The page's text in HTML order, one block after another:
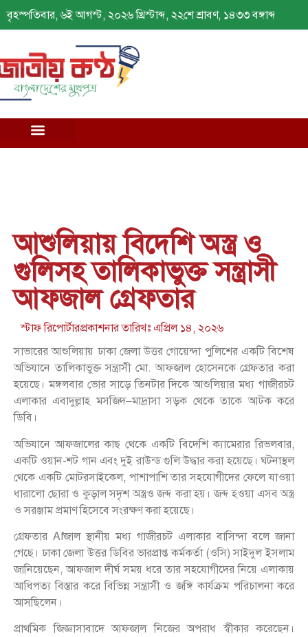
বৃহস্পতিবার, ৬ই আগস্ট, ২০২৬ খ্রিস্টাব্দ, ২২শে শ্রাবণ, ১৪৩৩ বঙ্গাব্দ
আশুলিয়ায় বিদেশি অস্ত্র ও
গুলিসহ তালিকাভুক্ত সন্ত্রাসী
আফজাল গ্রেফতার
স্টাফ রিপোর্টারপ্রকাশনার তারিখঃএপ্রিল ১৪, ২০২৬
সাভারের আশুলিয়ায় ঢাকা জেলা উত্তর গোয়েন্দা পুলিশের একটি বিশেষ
অভিযানে তালিকাভুক্ত সন্ত্রাসী মো. আফজাল হোসেনকে গ্রেফতার করা
হয়েছে। মঙ্গলবার ভোর সাড়ে তিনটার দিকে আশুলিয়ার মধ্য গাজীরচট
এলাকার এবাদুল্লাহ মসজিদ–মাদ্রাসা সড়ক থেকে তাকে আটক করে
ডিবি।
অভিযানে আফজালের কাছ থেকে একটি বিদেশি ক্যামেরার রিভলবার,
একটি ওয়ান-শট গান এবং দুই রাউন্ড গুলি উদ্ধার করা হয়েছে। ঘটনাস্থল
থেকে একটি মোটরসাইকেল, পাশাপাশি তার সহযোগীদের ফেলে যাওয়া
ধারালো ছোরা ও কুড়াল সদৃশ অস্ত্রও জব্দ করা হয়। জব্দ হওয়া এসব অস্ত্র
ও সরঞ্জাম প্রমাণ হিসেবে সংরক্ষণ করা হয়েছে।
গ্রেফতার Afজাল স্থানীয় মধ্য গাজীরচট এলাকার বাসিন্দা বলে জানা
গেছে। ঢাকা জেলা উত্তর ডিবির ভারপ্রাপ্ত কর্মকর্তা (ওসি) সাইদুল ইসলাম
জানিয়েছেন, আফজাল দীর্ঘ সময় ধরে তার সহযোগীদের নিয়ে এলাকায়
আধিপত্য বিস্তার করে বিভিন্ন সন্ত্রাসী ও জঙ্গি কার্যক্রম পরিচালনা করে
আসছিলেন।
প্রাথমিক জিজ্ঞাসাবাদে আফজাল নিজের অপরাধ স্বীকার করেছেন।